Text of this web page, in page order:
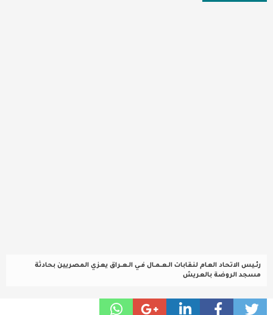
رئـيس الاتحاد العام لنقابات الـعـمـال فـي الـعـراق يعزي المصريين بحادثة
مسجد الروضة بالعريش